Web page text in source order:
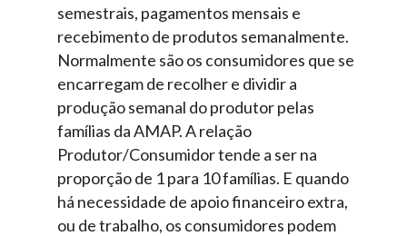
semestrais, pagamentos mensais e
recebimento de produtos semanalmente.
Normalmente são os consumidores que se
encarregam de recolher e dividir a
produção semanal do produtor pelas
famílias da AMAP. A relação
Produtor/Consumidor tende a ser na
proporção de 1 para 10 famílias. E quando
há necessidade de apoio financeiro extra,
ou de trabalho, os consumidores podem